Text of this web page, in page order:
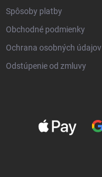
Spôsoby platby
Obchodné podmienky
Ochrana osobných údajov
Odstúpenie od zmluvy